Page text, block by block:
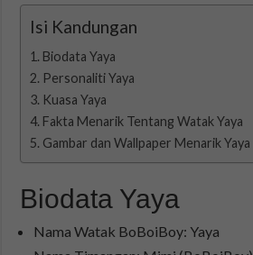
Isi Kandungan
Biodata Yaya
Personaliti Yaya
Kuasa Yaya
Fakta Menarik Tentang Watak Yaya
Gambar dan Wallpaper Menarik Yaya
Biodata Yaya
Nama Watak BoBoiBoy: Yaya